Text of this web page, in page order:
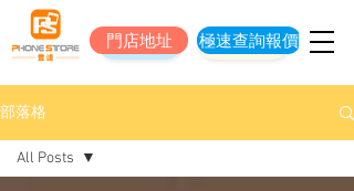
立即預約維修
門店地址
門店地址 極速查詢報價
部落格
All Posts